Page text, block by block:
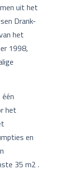
uit het
Drank-
het
1998,
het
en
35 m2 .